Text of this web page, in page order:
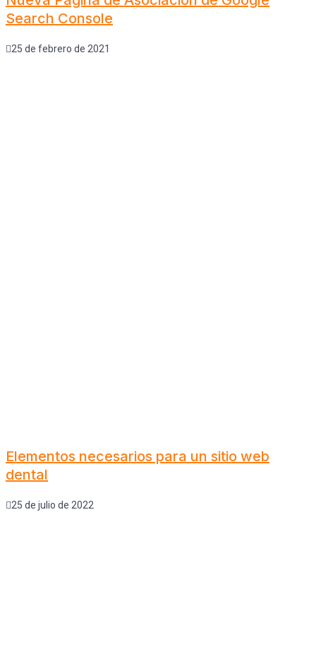
Search Console
25 de febrero de 2021
Elementos necesarios para un sitio web
dental
25 de julio de 2022